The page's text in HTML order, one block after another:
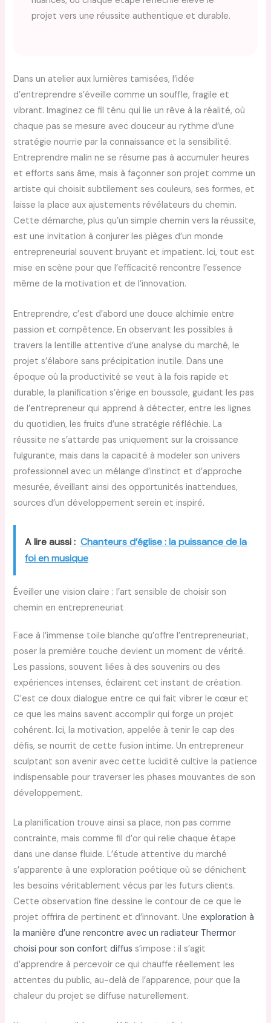
projet vers une réussite authentique et durable.
Dans un atelier aux lumières tamisées, l’idée
d’entreprendre s’éveille comme un souffle, fragile et
vibrant. Imaginez ce fil ténu qui lie un rêve à la réalité, où
chaque pas se mesure avec douceur au rythme d’une
stratégie nourrie par la connaissance et la sensibilité.
Entreprendre malin ne se résume pas à accumuler heures
et efforts sans âme, mais à façonner son projet comme un
artiste qui choisit subtilement ses couleurs, ses formes, et
laisse la place aux ajustements révélateurs du chemin.
Cette démarche, plus qu’un simple chemin vers la réussite,
est une invitation à conjurer les pièges d’un monde
entrepreneurial souvent bruyant et impatient. Ici, tout est
mise en scène pour que l’efficacité rencontre l’essence
même de la motivation et de l’innovation.
Entreprendre, c’est d’abord une douce alchimie entre
passion et compétence. En observant les possibles à
travers la lentille attentive d’une analyse du marché, le
projet s’élabore sans précipitation inutile. Dans une
époque où la productivité se veut à la fois rapide et
durable, la planification s’érige en boussole, guidant les pas
de l’entrepreneur qui apprend à détecter, entre les lignes
du quotidien, les fruits d’une stratégie réfléchie. La
réussite ne s’attarde pas uniquement sur la croissance
fulgurante, mais dans la capacité à modeler son univers
professionnel avec un mélange d’instinct et d’approche
mesurée, éveillant ainsi des opportunités inattendues,
sources d’un développement serein et inspiré.
A lire aussi : Chanteurs d’église : la puissance de la
foi en musique
Éveiller une vision claire : l’art sensible de choisir son
chemin en entrepreneuriat
Face à l’immense toile blanche qu’offre l’entrepreneuriat,
poser la première touche devient un moment de vérité.
Les passions, souvent liées à des souvenirs ou des
expériences intenses, éclairent cet instant de création.
C’est ce doux dialogue entre ce qui fait vibrer le cœur et
ce que les mains savent accomplir qui forge un projet
cohérent. Ici, la motivation, appelée à tenir le cap des
défis, se nourrit de cette fusion intime. Un entrepreneur
sculptant son avenir avec cette lucidité cultive la patience
indispensable pour traverser les phases mouvantes de son
développement.
La planification trouve ainsi sa place, non pas comme
contrainte, mais comme fil d’or qui relie chaque étape
dans une danse fluide. L’étude attentive du marché
s’apparente à une exploration poétique où se dénichent
les besoins véritablement vécus par les futurs clients.
Cette observation fine dessine le contour de ce que le
projet offrira de pertinent et d’innovant. Uneexploration à
la manière d’une rencontre avec un radiateur Thermor
choisi pour son confort diffus s’impose : il s’agit
d’apprendre à percevoir ce qui chauffe réellement les
attentes du public, au-delà de l’apparence, pour que la
chaleur du projet se diffuse naturellement.